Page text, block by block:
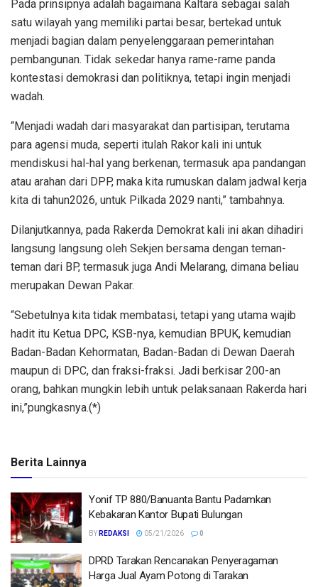
Pada prinsipnya adalah bagaimana Kaltara sebagai salah
satu wilayah yang memiliki partai besar, bertekad untuk
menjadi bagian dalam penyelenggaraan pemerintahan
pembangunan. Tidak sekedar hanya rame-rame panda
kontestasi demokrasi dan politiknya, tetapi ingin menjadi
wadah.
“Menjadi wadah dari masyarakat dan partisipan, terutama
para agensi muda, seperti itulah Rakor kali ini untuk
mendiskusi hal-hal yang berkenan, termasuk apa pandangan
atau arahan dari DPP, maka kita rumuskan dalam jadwal kerja
kita di tahun2026, untuk Pilkada 2029 nanti,” tambahnya.
Dilanjutkannya, pada Rakerda Demokrat kali ini akan dihadiri
langsung langsung oleh Sekjen bersama dengan teman-
teman dari BP, termasuk juga Andi Melarang, dimana beliau
merupakan Dewan Pakar.
“Sebetulnya kita tidak membatasi, tetapi yang utama wajib
hadit itu Ketua DPC, KSB-nya, kemudian BPUK, kemudian
Badan-Badan Kehormatan, Badan-Badan di Dewan Daerah
maupun di DPC, dan fraksi-fraksi. Jadi berkisar 200-an
orang, bahkan mungkin lebih untuk pelaksanaan Rakerda hari
ini,”pungkasnya.(*)
Berita Lainnya
Yonif TP 880/Banuanta Bantu Padamkan
Kebakaran Kantor Bupati Bulungan
BY REDAKSI 05/21/2026 0
DPRD Tarakan Rencanakan Penyeragaman
Harga Jual Ayam Potong di Tarakan